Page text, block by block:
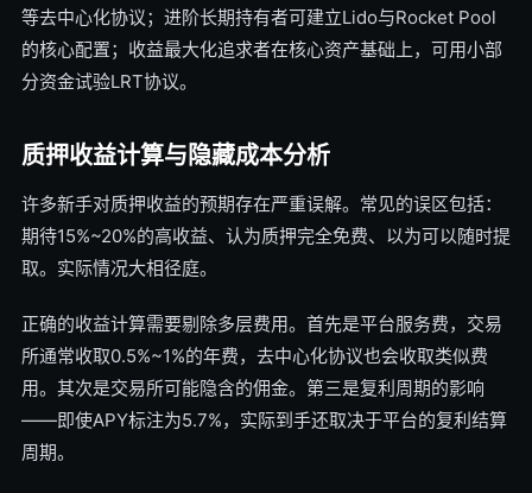
等去中心化协议；进阶长期持有者可建立Lido与Rocket Pool
的核心配置；收益最大化追求者在核心资产基础上，可用小部
分资金试验LRT协议。
质押收益计算与隐藏成本分析
许多新手对质押收益的预期存在严重误解。常见的误区包括：
期待15%~20%的高收益、认为质押完全免费、以为可以随时提
取。实际情况大相径庭。
正确的收益计算需要剔除多层费用。首先是平台服务费，交易
所通常收取0.5%~1%的年费，去中心化协议也会收取类似费
用。其次是交易所可能隐含的佣金。第三是复利周期的影响
——即使APY标注为5.7%，实际到手还取决于平台的复利结算
周期。